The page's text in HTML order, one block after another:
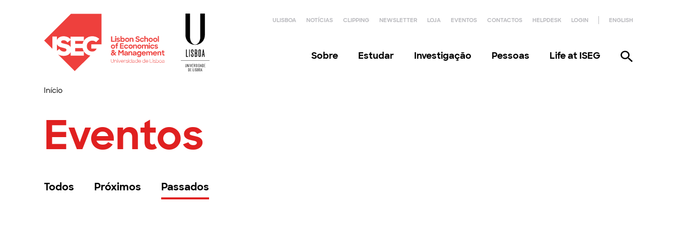
ULISBOA NOTÍCIAS CLIPPING NEWSLETTER LOJA EVENTOS CONTACTOS HELPDESK LOGIN ENGLISH
Sobre Estudar Investigação Pessoas Life at ISEG
Início
Eventos
Todos Próximos Passados